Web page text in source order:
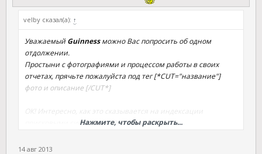
velby сказал(а): ↑
УважаемыйGuinnessможно Вас попросить об одном
отдолжении.
Простыни с фотографиями и процессом работы в своих
отчетах, прячьте пожалуйста под тег [*CUT="название"]
фото и описание [/CUT*]
ОК! Интересно, как это сказывается на индексации
поисковыми системами...?Нажмите, чтобы раскрыть...
14 авг 2013